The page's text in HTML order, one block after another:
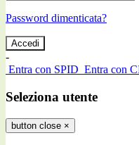
Password dimenticata?
-
Entra con SPID Entra con
Seleziona utente
button close ×